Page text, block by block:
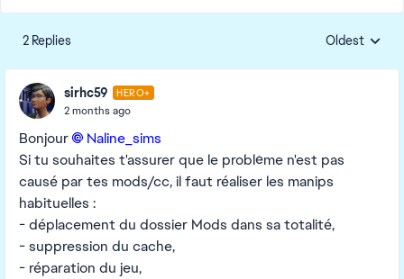
2 Replies Replies
Oldest
sirhc59 HERO+
2 months ago
Bonjour
Naline_sims​
Si tu souhaites t'assurer que le problème n'est pas
causé par tes mods/cc, il faut réaliser les manips
habituelles :
- déplacement du dossier Mods dans sa totalité,
- suppression du cache,
- réparation du jeu,